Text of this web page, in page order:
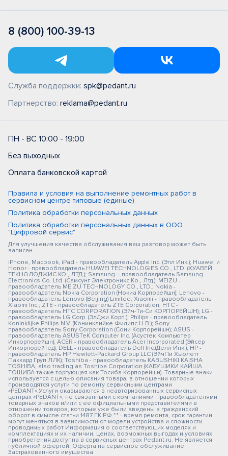
8 (800) 100-39-13
Служба поддержки: spk@pedant.ru
Партнерство: reklama@pedant.ru
ПН - ВС 10:00 - 19:00
Без выходных
Оплата банковской картой
Правила и условия на выполнение ремонтных работ в
сервисном центре типовые (единые)
Политика обработки персональных данных
Политика обработки персональных данных в ООО
"Цифровой сервис"
Для улучшения качества обслуживания ваш разговор может быть
записан
iPhone, Macbook, iPad - правообладатель Apple Inc. (Эпл Инк.); Huawei и
Honor - правообладатель HUAWEI TECHNOLOGIES CO., LTD. (ХУАВЕЙ
ТЕКНОЛОДЖИС КО., ЛТД.); Samsung – правообладатель Samsung
Electronics Co. Ltd. (Самсунг Электроникс Ко., Лтд.); MEIZU -
правообладатель MEIZU TECHNOLOGY CO., LTD.; Nokia -
правообладатель Nokia Corporation (Нокиа Корпорейшн); Lenovo -
правообладатель Lenovo (Beijing) Limited; Xiaomi - правообладатель
Xiaomi Inc.; ZTE - правообладатель ZTE Corporation; HTC -
правообладатель HTC CORPORATION (Эйч-Ти-Си КОРПОРЕЙШН); LG -
правообладатель LG Corp. (ЭлДжи Корп.); Philips - правообладатель
Koninklijke Philips N.V. (Конинклийке Филипс Н.В.); Sony -
правообладатель Sony Corporation (Сони Корпорейшн); ASUS -
правообладатель ASUSTeK Computer Inc. (Асустек Компьютер
Инкорпорейшн); ACER - правообладатель Acer Incorporated (Эйсер
Инкорпорейтед); DELL - правообладатель Dell Inc.(Делл Инк.); HP -
правообладатель HP Hewlett-Packard Group LLC (ЭйчПи Хьюлетт
Паккард Груп ЛЛК); Toshiba - правообладатель KABUSHIKI KAISHA
TOSHIBA, also trading as Toshiba Corporation (КАБУШИКИ КАЙША
ТОШИБА также торгующая как Тосиба Корпорейшн). Товарные знаки
используется с целью описания товара, в отношении которых
производятся услуги по ремонту сервисными центрами
«PEDANT».Услуги оказываются в неавторизованных сервисных
центрах «PEDANT», не связанными с компаниями Правообладателями
товарных знаков и/или с ее официальными представителями в
отношении товаров, которые уже были введены в гражданский
оборот в смысле статьи 1487 ГК РФ ** - время ремонта, срок гарантии
могут меняться в зависимости от модели устройства и сложности
проводимых работ Информация о соответствующих моделях и
комплектациях и их наличии, ценах, возможных выгодах и условиях
приобретения доступна в сервисных центрах Pedant.ru. Не является
публичной офертой. Оферта на сервисное обслуживание
Застрахованного имущества